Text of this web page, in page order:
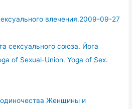
влечения.2009-09-27
сексуального союза. Йога
of Sexual-Union. Yoga of Sex.
Женщины и